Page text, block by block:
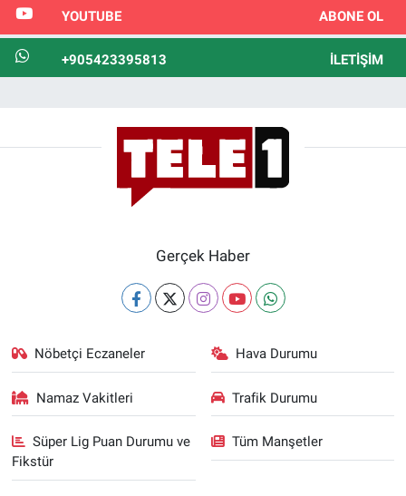
YOUTUBE ABONE OL
+905423395813 İLETIŞIM
Gerçek Haber
Nöbetçi Eczaneler Hava Durumu
Namaz Vakitleri Trafik Durumu
Süper Lig Puan Durumu ve
Fikstür
Tüm Manşetler